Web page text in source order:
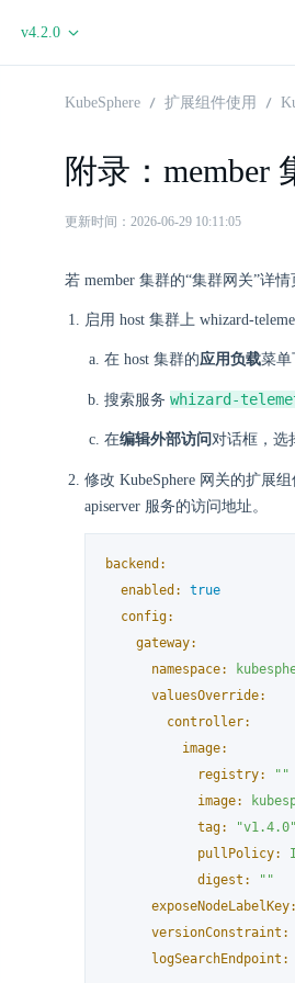
v4.2.0
KubeSphere 扩展组件使用
附录：member
更新时间：2026-06-29 10:11:05
若 member 集群的“集群网关”详
启用 host 集群上 whizard-
在 host 集群的应用负载菜单
搜索服务 whizard-
在编辑外部访问对话框，选
修改 KubeSphere 网关的扩展
apiserver 服务的访问地址。
backend:
enabled:
true
config:
gateway:
namespace:
valuesOverride:
controller:
image:
registry:
""
image:
tag:
"v1.4.0"
pullPolicy:
digest:
""
exposeNodeLabelKey:
versionConstraint:
logSearchEndpoint: